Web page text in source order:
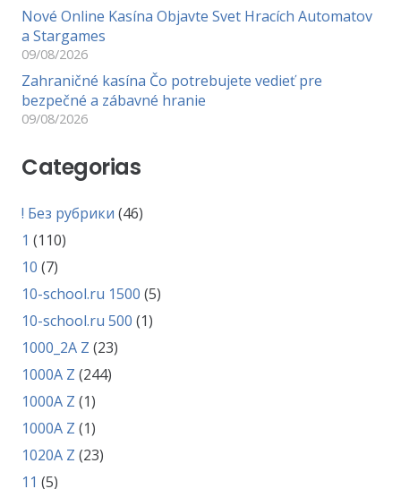
Nové Online Kasína Objavte Svet Hracích Automatov
a Stargames
09/08/2026
Zahraničné kasína Čo potrebujete vedieť pre
bezpečné a zábavné hranie
09/08/2026
Categorias
! Без рубрики (46)
1 (110)
10 (7)
10-school.ru 1500 (5)
10-school.ru 500 (1)
1000_2A Z (23)
1000A Z (244)
1000A Z (1)
1000A Z (1)
1020A Z (23)
11 (5)